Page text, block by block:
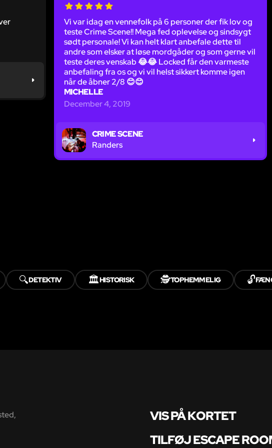
Vi var idag en vennefolk på 6 personer der fik lov og
teste Crime Scene!! Mega fed oplevelse og sindsygt
sødt personale! Vi kan helt klart anbefale dette til
andre som elsker at løse mordgåder og som gerne vil
teste deres venskab 😂😂 Locked får den varmeste
anbefaling fra os og vi vil helst sikkert komme igen
når de åbner 2/8 😊😊
MICHELLE
December 4, 2019
CRIME SCENE
Randers
🔍DETEKTIV 🏛️HISTORISK 🕵️TOPHEMMELIG 🔓
VIS PÅ KORTET
TILFØJ ESCAPE